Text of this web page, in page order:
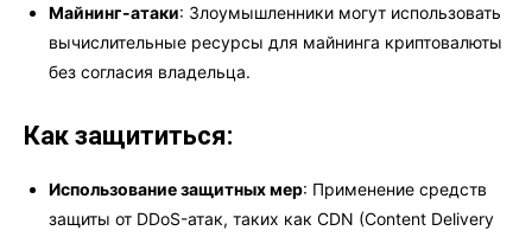
Майнинг-атаки: Злоумышленники могут использовать
вычислительные ресурсы для майнинга криптовалюты
без согласия владельца.
Как защититься:
Использование защитных мер: Применение средств
защиты от DDoS-атак, таких как CDN (Content Delivery